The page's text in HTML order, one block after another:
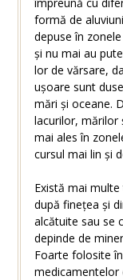
formă de
depuse în
și nu mai au
lor de vărsare,
ușoare sunt
mări și oceane.
lacurilor, mărilor
mai ales în
cursul mai lin și
Există mai
după finețea și
alcătuite sau se
depinde de
Foarte folosite
medicamentelor